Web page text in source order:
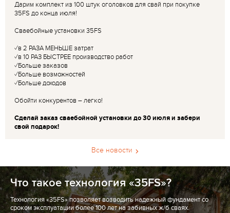
Дарим комплект из 100 штук оголовков для свай при покупке
35FS до конца июля!
Сваебойные установки 35FS
✓в 2 РАЗА МЕНЬШЕ затрат
✓в 10 РАЗ БЫСТРЕЕ производство работ
✓Больше заказов
✓Больше возможностей
✓Больше доходов
Обойти конкурентов – легко!
Сделай заказ сваебойной установки до 30 июля и забери
свой подарок!
Все новости
Что такое технология «35FS»?
Технология «35FS» позволяет возводить надежный фундамент со
сроком эксплуатации более 100 лет на забивных ж/б сваях.